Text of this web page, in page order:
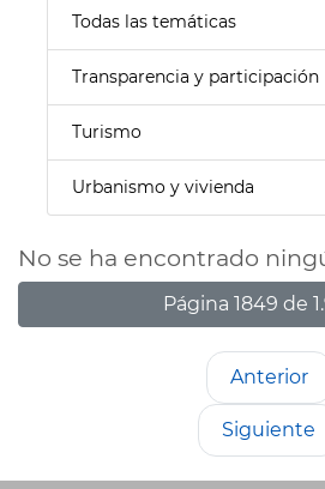
Todas las temáticas
Transparencia y participación
Turismo
Urbanismo y vivienda
No se ha encontrado
Página 1849 de
Anterior
Siguiente